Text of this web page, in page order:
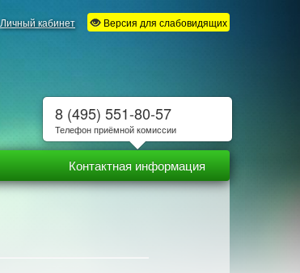
Личный кабинет Версия для слабовидящих
Контактная информация
8 (495) 551-80-57
Телефон приёмной комиссии